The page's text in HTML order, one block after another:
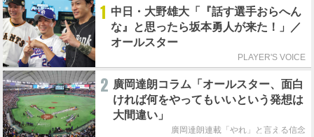
1 中日・大野雄大「『話す選手おらへん
な』と思ったら坂本勇人が来た！」／
オールスター
PLAYER'S VOICE
2 廣岡達朗コラム「オールスター、面白
ければ何をやってもいいという発想は
大間違い」
廣岡達朗連載「やれ」と言える信念